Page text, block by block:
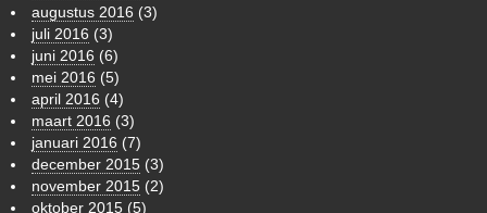
augustus 2016 (3)
juli 2016 (3)
juni 2016 (6)
mei 2016 (5)
april 2016 (4)
maart 2016 (3)
januari 2016 (7)
december 2015 (3)
november 2015 (2)
oktober 2015 (5)